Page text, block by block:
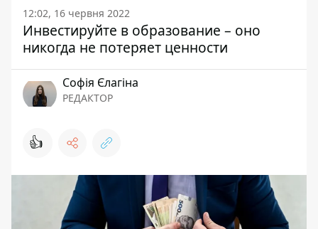
12:02, 16 червня 2022
Инвестируйте в образование – оно
никогда не потеряет ценности
Софія Єлагіна
РЕДАКТОР
👍